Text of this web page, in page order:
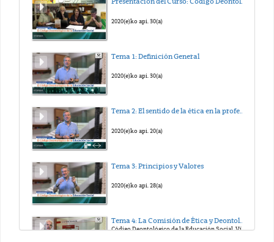
2020(e)ko api. 30(a)
Tema 1: Definición General
2020(e)ko api. 30(a)
Tema 2: El sentido de la ética en la profesión de Educación Social.
2020(e)ko api. 20(a)
Tema 3: Principios y Valores
2020(e)ko api. 28(a)
Tema 4: La Comisión de Ética y Deontología y la necesidad de actualización del Código Deontológico
Código Deontológico de la Educación Social. Vídeo 4 Iñaki Rodriguez, Coordinador de Comisión de Ética y Deontología del País Vasco (GHEE/CEESPV) Luis Pantoja, María José Alonso, Maite Arandia, Arantza Remiro y Daniel Rubio